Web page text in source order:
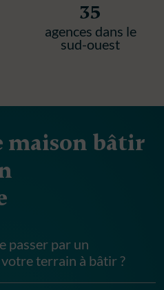
35
agences dans le
sud-ouest
maison bâtir
passer par un
terrain à bâtir ?